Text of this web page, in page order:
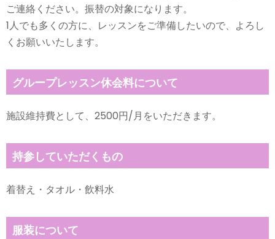
ご連絡ください。振替の対象になります。
1人でも多くの方に、レッスンをご準備したいので、よろし
くお願いいたします。
グループレッスン休会料について
施設維持費として、2500円/月をいただきます。
持参していただくもの
着替え・タオル・飲料水
服装について